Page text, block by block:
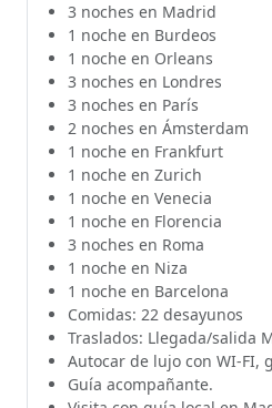
3 noches en Madrid
1 noche en Burdeos
1 noche en Orleans
3 noches en Londres
3 noches en París
2 noches en Ámsterdam
1 noche en Frankfurt
1 noche en Zurich
1 noche en Venecia
1 noche en Florencia
3 noches en Roma
1 noche en Niza
1 noche en Barcelona
Comidas: 22 desayunos
Traslados: Llegada/salida
Autocar de lujo con WI-FI,
Guía acompañante.